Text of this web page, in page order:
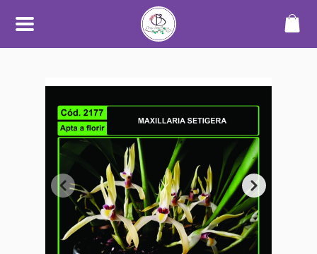
ornamentais, unindo
conhecimento, cuidado e
dedicação para oferecer uma
experiência diferenciada a quem
aprecia o mundo das plantas.
Trabalhamos com cultivo
próprio e seleção de espécies de
alta qualidade, sempre
priorizando plantas saudáveis,
bem desenvolvidas e com
informações claras no catálogo.
Nosso objetivo é tornar a compra
simples, segura e transparente —
desde a escolha até o